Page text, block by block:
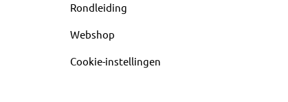
Rondleiding
Webshop
Cookie-instellingen